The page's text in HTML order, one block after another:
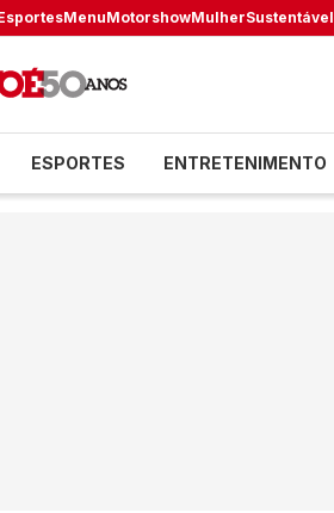
MenuMotorshowMulherSustentável
ESPORTES ENTRETENIMENTO